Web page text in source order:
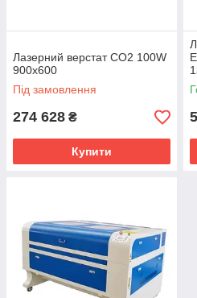
Лазерний верстат CO2 100W
900x600
Під замовлення
274 628 ₴
Купити